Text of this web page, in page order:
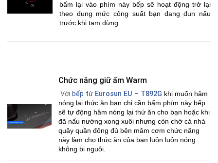
bấm lại vào phím này bếp sẽ hoạt động trở lại
theo đung mức công suất bạn đang đun nấu
trước khi tạm dừng.
Chức năng giữ ấm Warm
Với bếp từ Eurosun EU – T892G khi muốn hâm
nóng lại thức ăn bạn chỉ cần bấm phím này bếp
sẽ tự động hâm nóng lại thứ ăn cho bạn hoặc khi
đã nấu nướng xong xuôi nhưng còn chờ cả nhà
quây quần đông đủ bên mâm cơm chức năng
này làm cho thức ăn của bạn luôn luôn nóng
không bị nguội.